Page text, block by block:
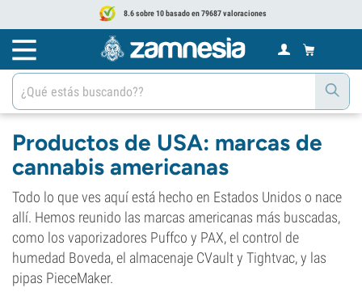
8.6 sobre 10 basado en 79687 valoraciones
Productos de USA: marcas de
cannabis americanas
Todo lo que ves aquí está hecho en Estados Unidos o nace
allí. Hemos reunido las marcas americanas más buscadas,
como los vaporizadores Puffco y PAX, el control de
humedad Boveda, el almacenaje CVault y Tightvac, y las
pipas PieceMaker.